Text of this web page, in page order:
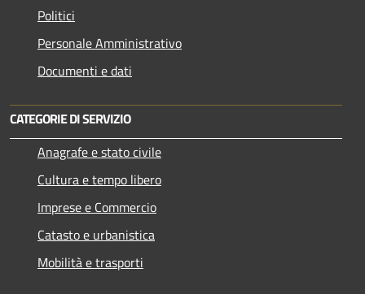
Politici
Personale Amministrativo
Documenti e dati
CATEGORIE DI SERVIZIO
Anagrafe e stato civile
Cultura e tempo libero
Imprese e Commercio
Catasto e urbanistica
Mobilità e trasporti